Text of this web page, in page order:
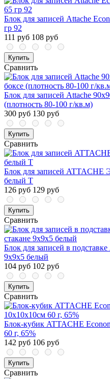
Блок для записей Attache
гр 92
111 руб 108 руб
Купить
Сравнить
Блок для записей Attache
(плотность 80-100 г/кв.м)
300 руб 130 руб
Купить
Сравнить
Блок для записей
белый Т
126 руб 129 руб
Купить
Сравнить
Блок для записей в
9х9х5 белый
104 руб 102 руб
Купить
Сравнить
Блок-кубик ATTACHE
60 г, 65%
142 руб 106 руб
Купить
Сравнить